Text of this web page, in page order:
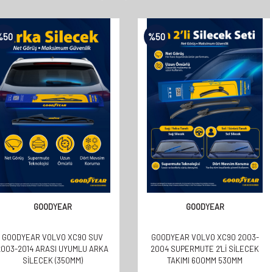
50
GOODYEAR
GOODYEAR VOLVO XC90 SUV
2014 ARASI UYUMLU ARKA
SILECEK (350MM)
%50
GOODYEAR
GOODYEAR VOLVO XC90 2003-
2004 SUPERMUTE 2'LI SILECEK
TAKIMI 600MM 530MM